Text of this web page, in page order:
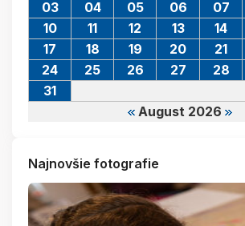
August 2026
03
04 05 06 07
10
11 12 13 14
17
18 19 20 21
24
25 26 27 28
31
Najnovšie fotografie